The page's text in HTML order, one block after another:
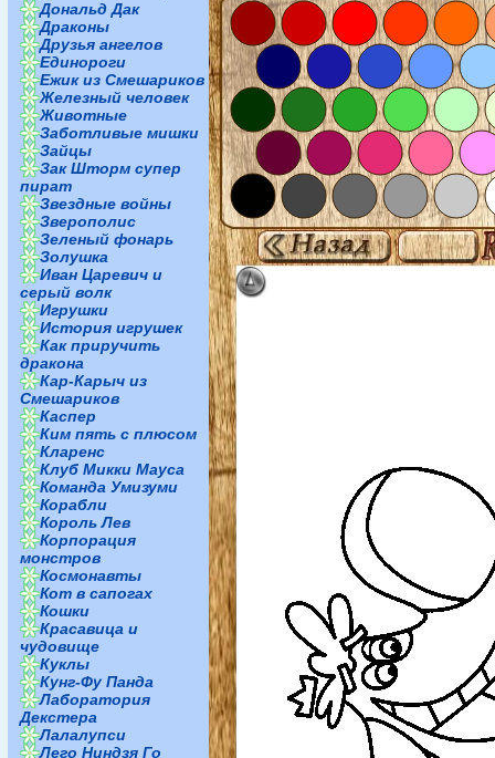
Дональд Дак
Драконы
Друзья ангелов
Единороги
Ежик из Смешариков
Железный человек
Животные
Заботливые мишки
Зайцы
Зак Шторм супер
пират
Звездные войны
Зверополис
Зеленый фонарь
Золушка
Иван Царевич и
серый волк
Игрушки
История игрушек
Как приручить
дракона
Кар-Карыч из
Смешариков
Каспер
Ким пять с плюсом
Кларенс
Клуб Микки Мауса
Команда Умизуми
Корабли
Король Лев
Корпорация
монстров
Космонавты
Кот в сапогах
Кошки
Красавица и
чудовище
Куклы
Кунг-Фу Панда
Лаборатория
Декстера
Лалалупси
Лего Ниндзя Го